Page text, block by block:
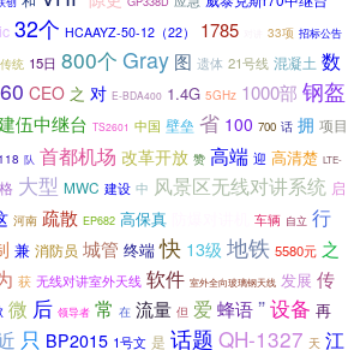
32个 HCAAYZ-50-12（22） 1785 33项 招标公告
传统 15日 800个 Gray 图 遗体 21号线 混凝土 数
CEO 之 对 E-BDA400 1.4G 5GHz 1000部 钢盔
伍中继台 TS2601 中国 壁垒 省 100 700 话 拥 项目
队 首都机场 改革开放 赞 高端 迎 高清楚 LTE-
大型 MWC 建设 中 风景区无线对讲系统 启
河南 疏散 EP682 高保真 车辆 自立 行
兼 消防员 城管 终端 快 13级 地铁 5580元 之
获 无线对讲室外天线 软件 室外全向玻璃钢天线 发展 传
微 后 领导者 常 在 流量 但 爱 蜂语 ”设备 再
只 BP2015 1号文 是 话题 QH-1327 天 江